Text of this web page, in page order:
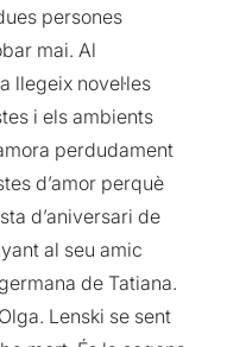
persones
mai. Al
llegeix novel·les
i els ambients
perdudament
d’amor perquè
d’aniversari de
al seu amic
de Tatiana.
Lenski se sent